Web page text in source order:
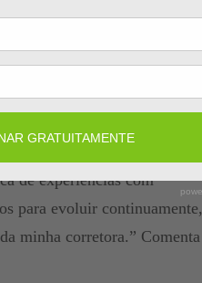
de seus parceiros no
de desenvolvimento e troca
de enxergar a
negócios de
de experiências com
para evoluir continuamente,
minha corretora.” Comenta